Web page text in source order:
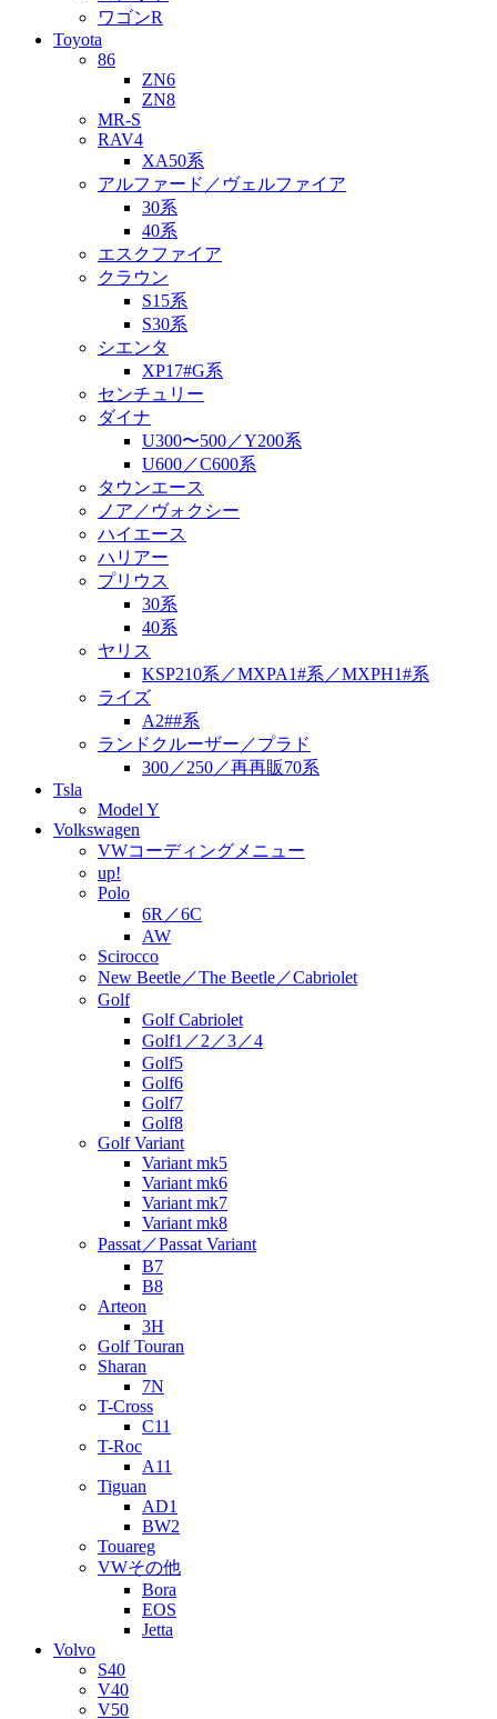
ワゴンR
Toyota
86
ZN6
ZN8
MR-S
RAV4
XA50系
アルファード／ヴェルファイア
30系
40系
エスクファイア
クラウン
S15系
S30系
シエンタ
XP17#G系
センチュリー
ダイナ
U300〜500／Y200系
U600／C600系
タウンエース
ノア／ヴォクシー
ハイエース
ハリアー
プリウス
30系
40系
ヤリス
KSP210系／MXPA1#系／MXPH1#系
ライズ
A2##系
ランドクルーザー／プラド
300／250／再再販70系
Tsla
Model Y
Volkswagen
VWコーディングメニュー
up!
Polo
6R／6C
AW
Scirocco
New Beetle／The Beetle／Cabriolet
Golf
Golf Cabriolet
Golf1／2／3／4
Golf5
Golf6
Golf7
Golf8
Golf Variant
Variant mk5
Variant mk6
Variant mk7
Variant mk8
Passat／Passat Variant
B7
B8
Arteon
3H
Golf Touran
Sharan
7N
T-Cross
C11
T-Roc
A11
Tiguan
AD1
BW2
Touareg
VWその他
Bora
EOS
Jetta
Volvo
S40
V40
V50